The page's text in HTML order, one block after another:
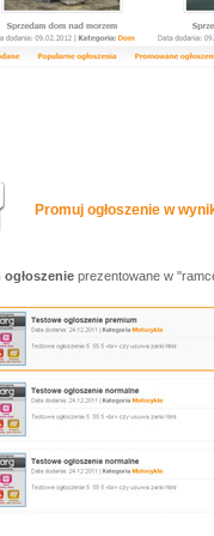
Promuj ogłoszenie w
ogłoszenie prezentowane w